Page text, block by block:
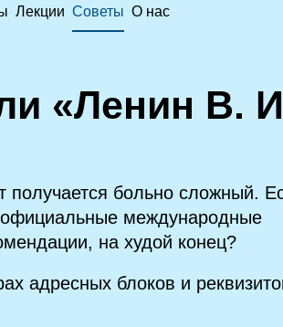
Лекции Советы О нас
«Ленин В.
получается больно сложный.
официальные международные
на худой конец?
адресных блоков и